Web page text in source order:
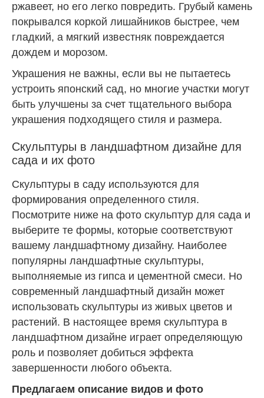
ржавеет, но его легко повредить. Грубый камень
покрывался коркой лишайников быстрее, чем
гладкий, а мягкий известняк повреждается
дождем и морозом.
Украшения не важны, если вы не пытаетесь
устроить японский сад, но многие участки могут
быть улучшены за счет тщательного выбора
украшения подходящего стиля и размера.
Скульптуры в ландшафтном дизайне для
сада и их фото
Скульптуры в саду используются для
формирования определенного стиля.
Посмотрите ниже на фото скульптур для сада и
выберите те формы, которые соответствуют
вашему ландшафтному дизайну. Наиболее
популярны ландшафтные скульптуры,
выполняемые из гипса и цементной смеси. Но
современный ландшафтный дизайн может
использовать скульптуры из живых цветов и
растений. В настоящее время скульптура в
ландшафтном дизайне играет определяющую
роль и позволяет добиться эффекта
завершенности любого объекта.
Предлагаем описание видов и фото